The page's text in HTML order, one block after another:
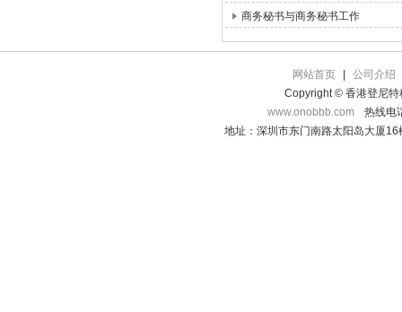
商务秘书与商务秘书工作
网站首页
公司介绍
Copyright © 香港登尼特
www.onobbb.com
热线电
地址：深圳市东门南路太阳岛大厦